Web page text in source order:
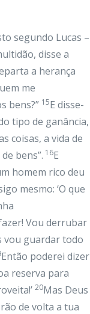
segundo Lucas –
disse a
a herança
me
bens?” 15E disse-
tipo de ganância,
coisas, a vida de
bens”. 16E
homem rico deu
mesmo: ‘O que
Vou derrubar
vou guardar todo
Então poderei dizer
reserva para
20Mas Deus
de volta a tua